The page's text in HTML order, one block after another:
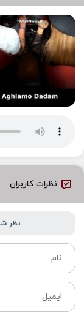
نظرات کاربران
نظر